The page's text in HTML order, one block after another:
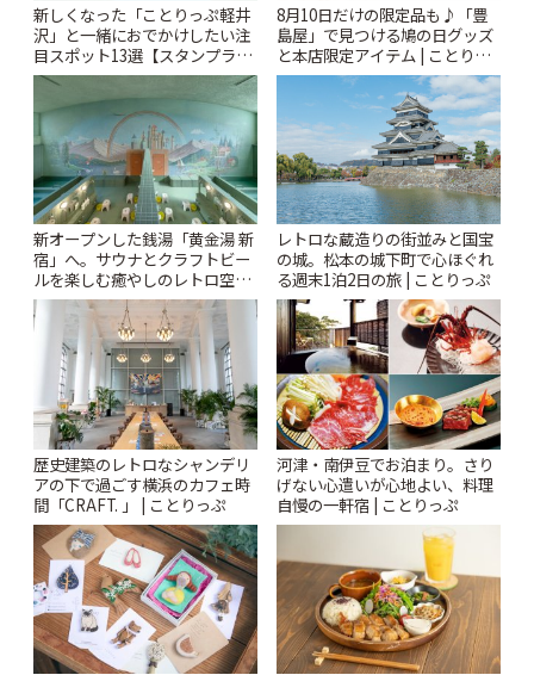
新しくなった「ことりっぷ軽井
沢」と一緒におでかけしたい注
目スポット13選【スタンプラリ
ー開催中】 | ことりっぷ
8月10日だけの限定品も♪「豊
島屋」で見つける鳩の日グッズ
と本店限定アイテム | ことりっ
ぷ
新オープンした銭湯「黄金湯 新
宿」へ。サウナとクラフトビー
ルを楽しむ癒やしのレトロ空間
| ことりっぷ
レトロな蔵造りの街並みと国宝
の城。松本の城下町で心ほぐれ
る週末1泊2日の旅 | ことりっぷ
歴史建築のレトロなシャンデリ
アの下で過ごす横浜のカフェ時
間「CRAFT. 」 | ことりっぷ
河津・南伊豆でお泊まり。さり
げない心遣いが心地よい、料理
自慢の一軒宿 | ことりっぷ